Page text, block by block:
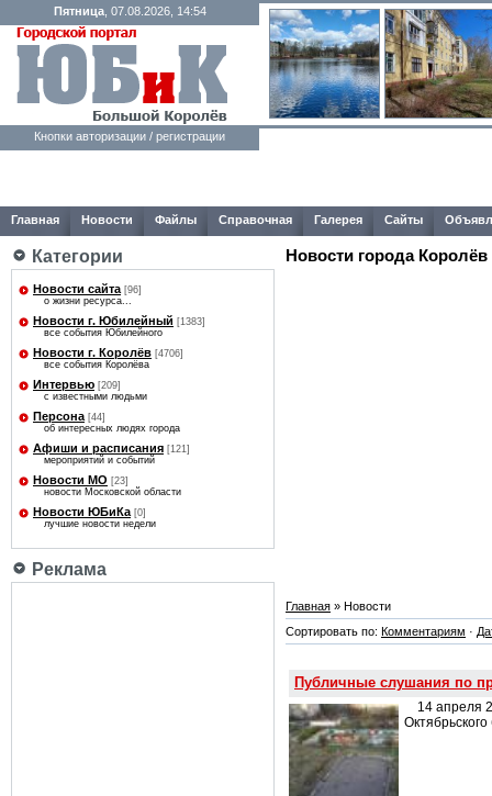
Пятница, 07.08.2026, 14:54
Кнопки авторизации / регистрации
Главная Новости Файлы Справочная Галерея Сайты
Категории
Новости сайта [96]
о жизни ресурса...
Новости г. Юбилейный [1383]
все события Юбилейного
Новости г. Королёв [4706]
все события Королёва
Интервью [209]
с известными людьми
Персона [44]
об интересных людях города
Афиши и расписания [121]
мероприятий и событий
Новости МО [23]
новости Московской области
Новости ЮБиКа [0]
лучшие новости недели
Реклама
Новости города Королёв
Главная » Новости
Сортировать по: Комментариям ·
Публичные слушания по
14 апреля